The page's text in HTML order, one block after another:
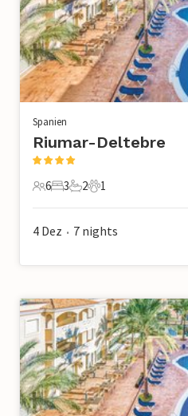
Spanien
Riumar-Deltebre
6 Gäste
6
3 Schlafzimmer
3
2 Badezimmer
2
1 Haustier
1
4 Dez • 7 nights